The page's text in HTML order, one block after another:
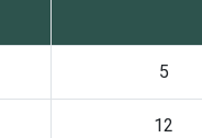
5
12